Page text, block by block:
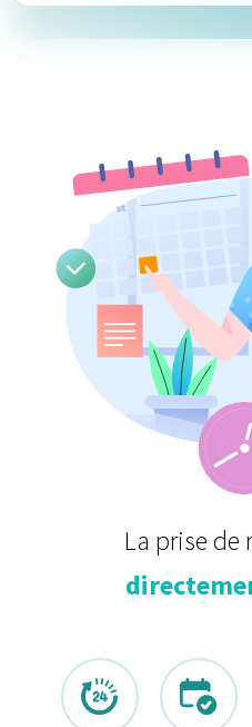
La prise de
Mot
Se